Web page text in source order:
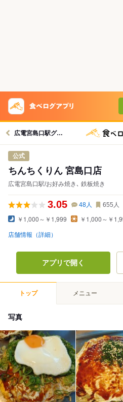
広電宮島口駅グルメへ
公式
ちんちくりん 宮島口店
広電宮島口駅/お好み焼き､ 鉄板焼き
3.05 48人 655 人
￥1,000～￥1,999 ￥1,000～￥
店舗情報（詳細）
アプリで開く
トップ メニュー
写真